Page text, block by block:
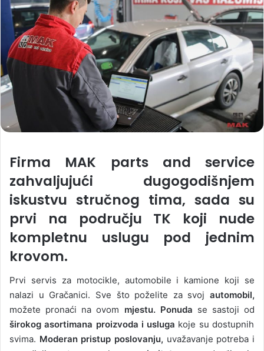
Firma MAK parts and service
zahvaljujući dugogodišnjem
iskustvu stručnog tima, sada su
prvi na području TK koji nude
kompletnu uslugu pod jednim
krovom.
Prvi servis za motocikle, automobile i kamione koji se
nalazi u Gračanici. Sve što poželite za svoj automobil,
možete pronaći na ovom mjestu. Ponuda se sastoji od
širokog asortimana proizvoda i usluga koje su dostupnih
svima. Moderan pristup poslovanju, uvažavanje potreba i